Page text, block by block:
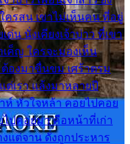
รสน เขาไม่เห็นคน ที่อยู่
ด่น นั่งเคียงเจ้าบ่าว ที่เขา
เค็ญ ใครจะมองเห็น
องมาขื่นขม เศร้าตรม
ต่เรา แล้งมาหลายปี
ห์ หัวใจหล้า คอยไปคอย
ปคอยมา คือหน้าที่เก่า
แต่จาน ดั่งถูกประหาร